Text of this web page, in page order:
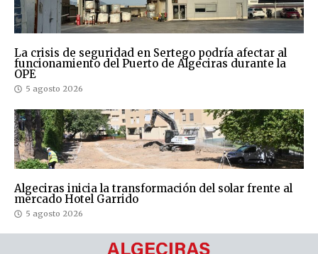
La crisis de seguridad en Sertego podría afectar al
funcionamiento del Puerto de Algeciras durante la
OPE
5 agosto 2026
Algeciras inicia la transformación del solar frente al
mercado Hotel Garrido
5 agosto 2026